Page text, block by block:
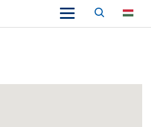
Keresés